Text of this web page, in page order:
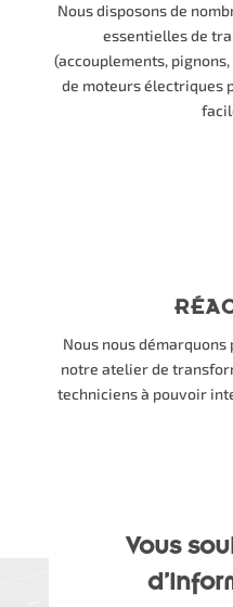
Nous disposons de
essentielles de
(accouplements,
de moteurs électriques
Nous nous
notre atelier de
techniciens à pouvoir
Vous